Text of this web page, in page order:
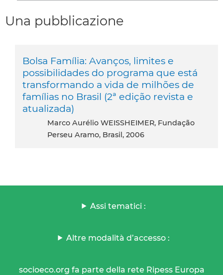
Una pubblicazione
Bolsa Família: Avanços, limites e
possibilidades do programa que está
transformando a vida de milhões de
famílias no Brasil (2ª edição revista e
atualizada)
Marco Aurélio WEISSHEIMER, Fundação
Perseu Aramo, Brasil, 2006
Assi tematici :
Altre modalità d’accesso :
socioeco.org fa parte della rete Ripess Europa